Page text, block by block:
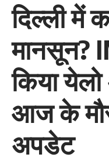
दिल्ली में
मानसून?
किया
आज के
अपडेट